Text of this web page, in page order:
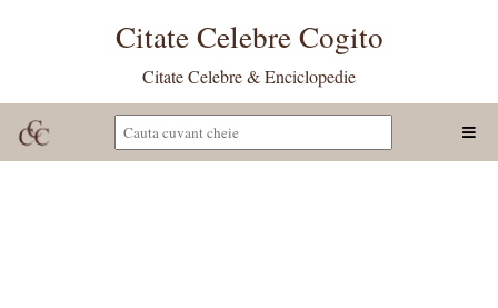
Citate Celebre Cogito
Citate Celebre & Enciclopedie